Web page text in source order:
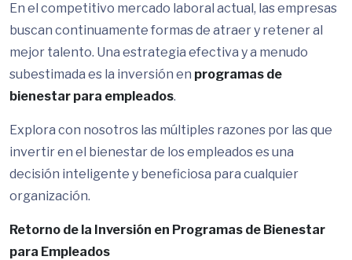
En el competitivo mercado laboral actual, las empresas
buscan continuamente formas de atraer y retener al
mejor talento. Una estrategia efectiva y a menudo
subestimada es la inversión en programas de
bienestar para empleados.
Explora con nosotros las múltiples razones por las que
invertir en el bienestar de los empleados es una
decisión inteligente y beneficiosa para cualquier
organización.
Retorno de la Inversión en Programas de Bienestar
para Empleados